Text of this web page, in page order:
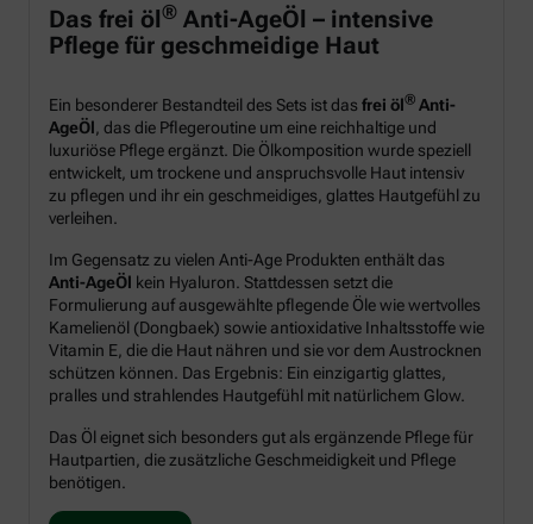
Das frei öl® Anti-AgeÖl – intensive
Pflege für geschmeidige Haut
Ein besonderer Bestandteil des Sets ist das frei öl® Anti-
AgeÖl, das die Pflegeroutine um eine reichhaltige und
luxuriöse Pflege ergänzt. Die Ölkomposition wurde speziell
entwickelt, um trockene und anspruchsvolle Haut intensiv
zu pflegen und ihr ein geschmeidiges, glattes Hautgefühl zu
verleihen.
Im Gegensatz zu vielen Anti-Age Produkten enthält das
Anti-AgeÖl kein Hyaluron. Stattdessen setzt die
Formulierung auf ausgewählte pflegende Öle wie wertvolles
Kamelienöl (Dongbaek) sowie antioxidative Inhaltsstoffe wie
Vitamin E, die die Haut nähren und sie vor dem Austrocknen
schützen können. Das Ergebnis: Ein einzigartig glattes,
pralles und strahlendes Hautgefühl mit natürlichem Glow.
Das Öl eignet sich besonders gut als ergänzende Pflege für
Hautpartien, die zusätzliche Geschmeidigkeit und Pflege
benötigen.